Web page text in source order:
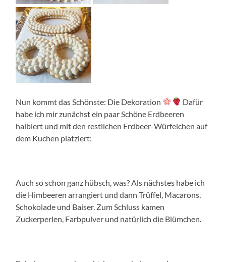
Nun kommt das Schönste: Die Dekoration
Dafür
habe ich mir zunächst ein paar Schöne Erdbeeren
halbiert und mit den restlichen Erdbeer-Würfelchen auf
dem Kuchen platziert:
Auch so schon ganz hübsch, was? Als nächstes habe ich
die Himbeeren arrangiert und dann Trüffel, Macarons,
Schokolade und Baiser. Zum Schluss kamen
Zuckerperlen, Farbpulver und natürlich die Blümchen.